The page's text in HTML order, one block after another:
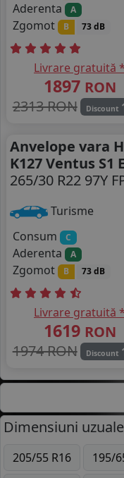
Aderenta A
Zgomot B 73 dB
Livrare gratuită *
1897 RON
2313 RON
Discount
Anvelope vara
K127 Ventus S1
265/30 R22 97Y
Turisme
Consum
C
Aderenta A
Zgomot B 73 dB
Livrare gratuită *
1619 RON
1974 RON
Discount
Dimensiuni
205/55 R16 195/